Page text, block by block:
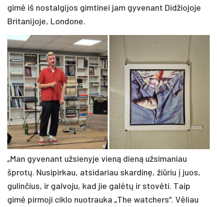
gimė iš nostalgijos gimtinei jam gyvenant Didžiojoje
Britanijoje, Londone.
„Man gyvenant užsienyje vieną dieną užsimaniau
šprotų. Nusipirkau, atsidariau skardinę, žiūriu į juos,
gulinčius, ir galvoju, kad jie galėtų ir stovėti. Taip
gimė pirmoji ciklo nuotrauka „The watchers“. Vėliau